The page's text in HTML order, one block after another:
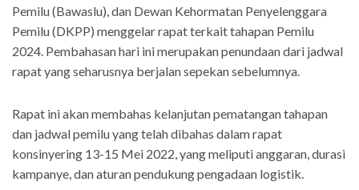
Pemilu (Bawaslu), dan Dewan Kehormatan Penyelenggara
Pemilu (DKPP) menggelar rapat terkait tahapan Pemilu
2024. Pembahasan hari ini merupakan penundaan dari jadwal
rapat yang seharusnya berjalan sepekan sebelumnya.
Rapat ini akan membahas kelanjutan pematangan tahapan
dan jadwal pemilu yang telah dibahas dalam rapat
konsinyering 13-15 Mei 2022, yang meliputi anggaran, durasi
kampanye, dan aturan pendukung pengadaan logistik.